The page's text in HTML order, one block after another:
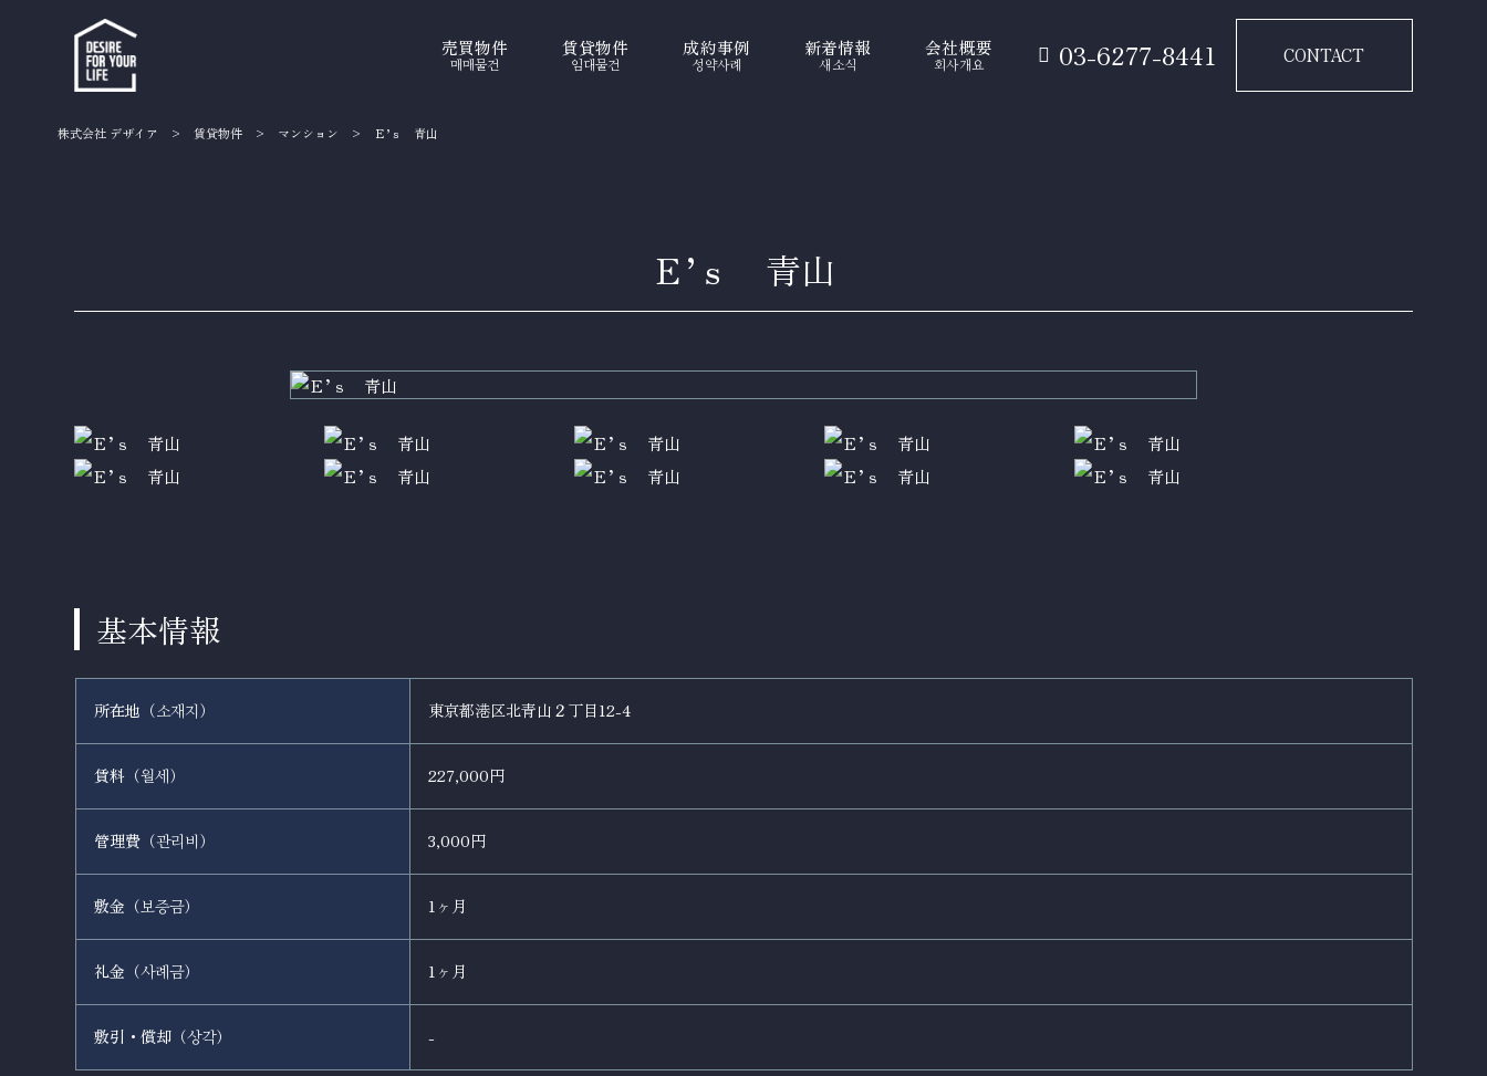
売買物件
매매물건
賃貸物件
임대물건
成約事例
성약사례
新着情報
새소식
会社概要
회사개요 03-6277-8441 CONTACT
株式会社 デザイア > 賃貸物件 > マンション > Ｅ’ｓ 青山
Ｅ’ｓ 青山
基本情報
所在地（ 소재지 ） 東京都港区北青山２丁目12-4
賃料（월세 ） 227,000円
管理費（관리비 ） 3,000円
敷金（ 보증금） 1ヶ月
礼金（사례금） 1ヶ月
敷引・償却（상각） -